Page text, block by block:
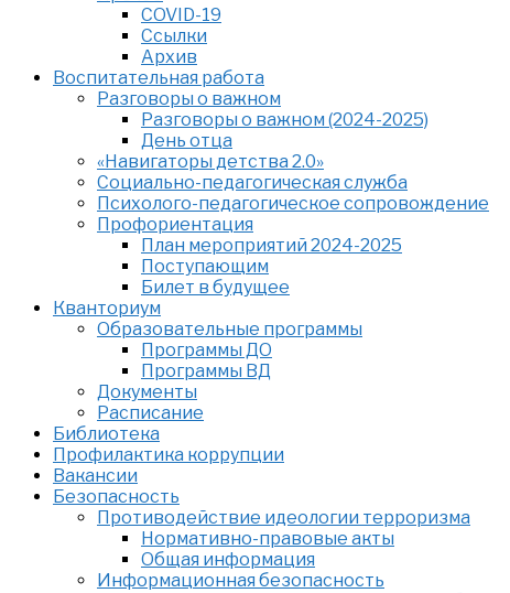
COVID-19
Ссылки
Архив
Воспитательная работа
Разговоры о важном
Разговоры о важном (2024-2025)
День отца
«Навигаторы детства 2.0»
Социально-педагогическая служба
Психолого-педагогическое сопровождение
Профориентация
План мероприятий 2024-2025
Поступающим
Билет в будущее
Кванториум
Образовательные программы
Программы ДО
Программы ВД
Документы
Расписание
Библиотека
Профилактика коррупции
Вакансии
Безопасность
Противодействие идеологии терроризма
Нормативно-правовые акты
Общая информация
Информационная безопасность